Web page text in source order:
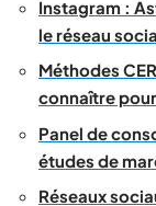
Instagram :
le réseau
Méthodes
connaître
Panel de
études de
Réseaux